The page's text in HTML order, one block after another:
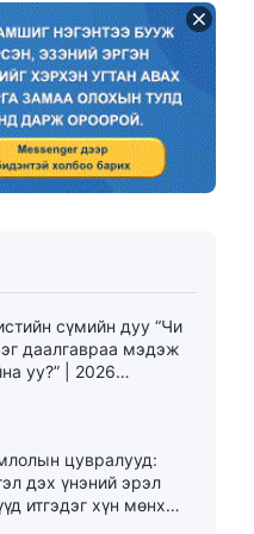
үгийн магтан дуу
чи
хэзээ ч мэдэхгүй”
сүмийн дуу “Үнэнийг
нь бодит төлөөс
(үгтэй)
магтан дуу
төгс болгодог”
магтан дуу
өдрүүдэд Бурхан
шүүж, төгс
(дууны үг)
сүмийн дуу “Эцсийн
сүмийн дуу “Чи
даалгавраа мэдэж
уу?” | 2026
цувралууд:
дэх үнэний эрэл
итгэдэг хүн мөнх